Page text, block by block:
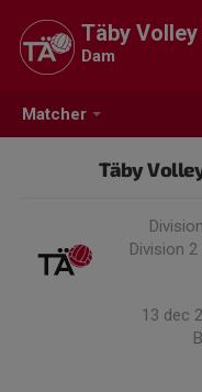
Matcher
Täby Volley
Dam
Täby
Division
13 dec